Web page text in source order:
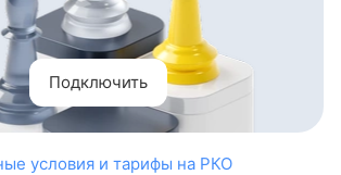
Подключить
условия и тарифы на РКО